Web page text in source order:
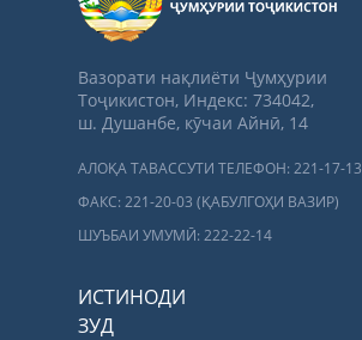
Вазорати нақлиёти Ҷумҳурии
Тоҷикистон, Индекс: 734042,
ш. Душанбе, кӯчаи Айнӣ, 14
АЛОҚА ТАВАССУТИ ТЕЛЕФОН: 221-17-13
ФАКС: 221-20-03 (ҚАБУЛГОҲИ ВАЗИР)
ШУЪБАИ УМУМӢ: 222-22-14
ИСТИНОДИ
ЗУД